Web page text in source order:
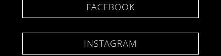
FACEBOOK
INSTAGRAM